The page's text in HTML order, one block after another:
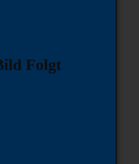
Folgt